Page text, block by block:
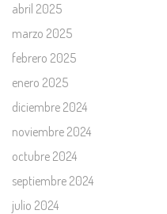
abril 2025
marzo 2025
febrero 2025
enero 2025
diciembre 2024
noviembre 2024
octubre 2024
septiembre 2024
julio 2024